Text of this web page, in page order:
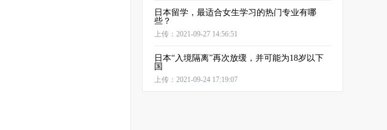
日本留学，最适合女生学习的热门专业有哪
些？
上传：2021-09-27 14:56:51
日本“入境隔离”再次放缓，并可能为18岁以下
国
上传：2021-09-24 17:19:07